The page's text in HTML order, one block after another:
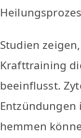
Studien
Krafttraining
beeinflusst.
hemmen